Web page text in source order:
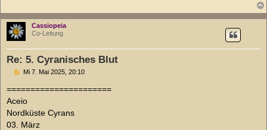
Cassiopeia
Co-Leitung
Re: 5. Cyranisches Blut
B
r
a
g
Mi 7. Mai 2025, 20:10
======================
Aceio
Nordküste Cyrans
03. März